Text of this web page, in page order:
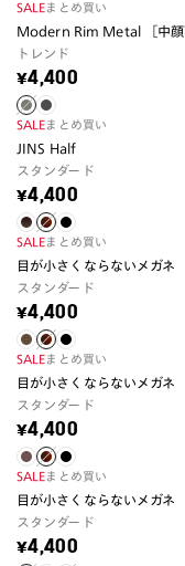
SALEまとめ買い
Modern Rim Metal ［中顔
トレンド
¥4,400
SALEまとめ買い
JINS Half
スタンダード
¥4,400
SALEまとめ買い
目が小さくならないメガネ
スタンダード
¥4,400
SALEまとめ買い
目が小さくならないメガネ
スタンダード
¥4,400
SALEまとめ買い
目が小さくならないメガネ
スタンダード
¥4,400